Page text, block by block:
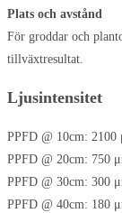
Plats och avstånd
För groddar och
tillväxtresultat.
Ljusintensitet
PPFD @ 10cm:
PPFD @ 20cm: 750
PPFD @ 30cm: 300
PPFD @ 40cm: 180